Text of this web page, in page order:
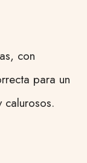
con
para un